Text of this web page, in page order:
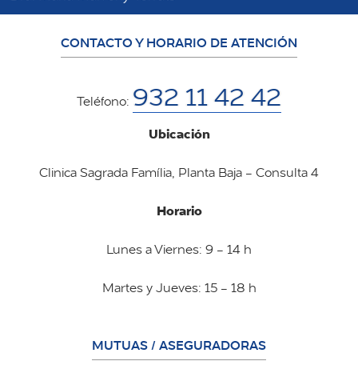
CONTACTO Y HORARIO DE ATENCIÓN
Teléfono: 932 11 42 42
Ubicación
Clinica Sagrada Família, Planta Baja - Consulta 4
Horario
Lunes a Viernes: 9 - 14 h
Martes y Jueves: 15 - 18 h
MUTUAS / ASEGURADORAS